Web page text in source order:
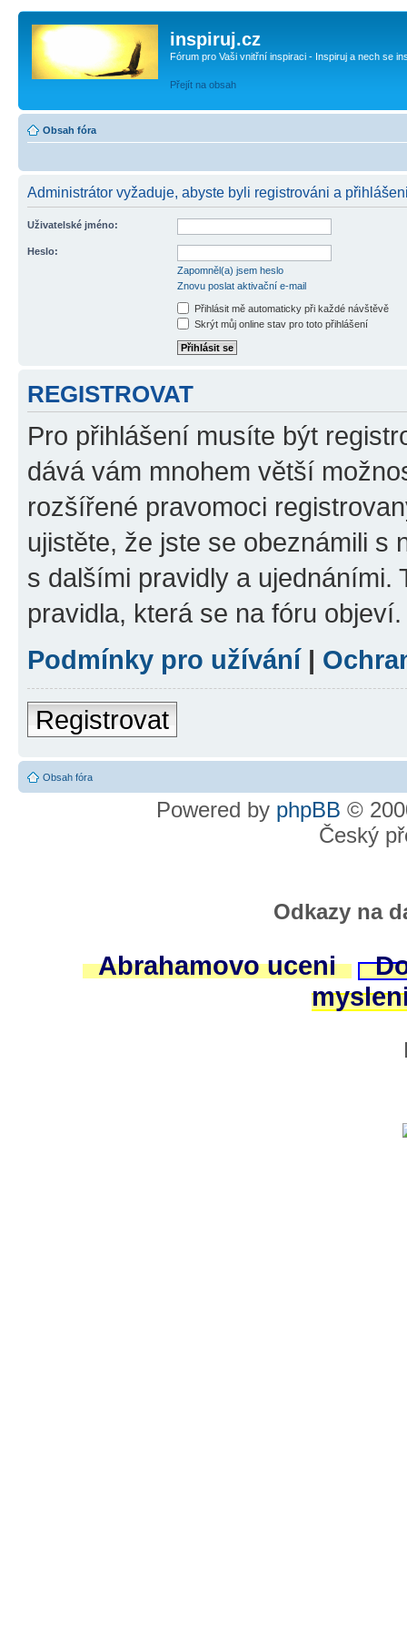
inspiruj.cz
Fórum pro Vaši vnitřní inspiraci - Inspiruj a nech se
Přejít na obsah
Obsah fóra
Administrátor vyžaduje, abyste byli registrováni a
Uživatelské jméno:
Heslo:
Zapomněl(a) jsem heslo
Znovu poslat aktivační e-mail
Přihlásit mě automaticky při každé návštěvě
Skrýt můj online stav pro toto přihlášení
REGISTROVAT
Pro přihlášení musíte být
dává vám mnohem větší
rozšířené pravomoci
ujistěte, že jste se obeznámili s
s dalšími pravidly a ujednáními.
pravidla, která se na fóru objeví.
Podmínky pro užívání|
Registrovat
Obsah fóra
Powered by phpBB ©
Český
Odkazy na
Abrahamovo uceni